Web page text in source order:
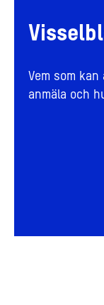
Vem som kan
anmäla och